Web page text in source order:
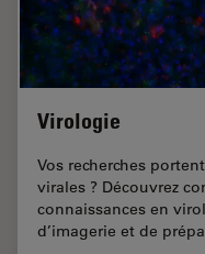
Virologie
Vos recherches
virales ? Découvrez
connaissances en
d’imagerie et de